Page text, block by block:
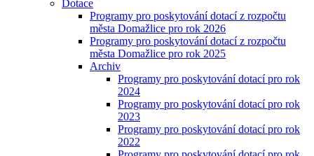
Dotace
Programy pro poskytování dotací z rozpočtu
města Domažlice pro rok 2026
Programy pro poskytování dotací z rozpočtu
města Domažlice pro rok 2025
Archiv
Programy pro poskytování dotací pro rok
2024
Programy pro poskytování dotací pro rok
2023
Programy pro poskytování dotací pro rok
2022